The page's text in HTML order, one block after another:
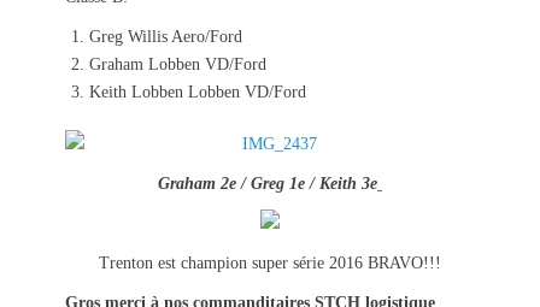
Greg Willis Aero/Ford
Graham Lobben VD/Ford
Keith Lobben Lobben VD/Ford
Graham 2e / Greg 1e / Keith 3e
Trenton est champion super série 2016 BRAVO!!!
Gros merci à nos commanditaires STCH logistique